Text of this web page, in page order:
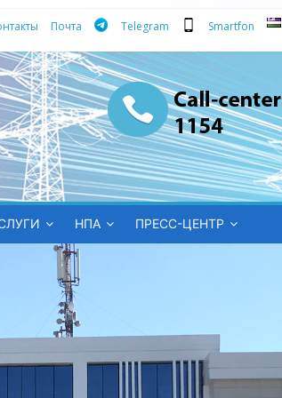
Почта Telegram Smartfon
НПА ПРЕСС-ЦЕНТР